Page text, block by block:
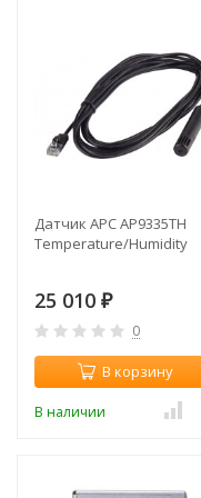
Датчик APC AP9335TH
Temperature/Humidity
25 010 ₽
0
В корзину
В наличии